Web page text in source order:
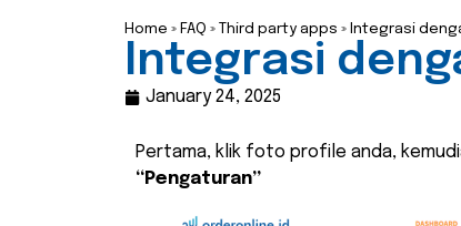
Home » FAQ » Third party apps » Integrasi
Integrasi
January 24, 2025
Pertama, klik foto profile anda,
“Pengaturan”